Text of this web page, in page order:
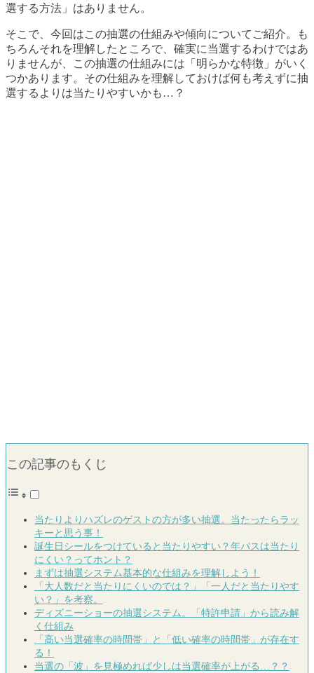
選する方法」はありません。
そこで、今回はこの抽選の仕組みや傾向についてご紹介。も
ちろんそれを理解したところで、確実に当選するわけではあ
りませんが、この抽選の仕組みには「明らかな特徴」がいく
つかあります。その仕組みを理解しておけば何も考えずに抽
選するよりは当たりやすいかも…？
この記事のもくじ
当たりよりハズレのゲストの方が多い抽選。当たったらラッ
キーと思う事！
誕生日シールをつけていると当たりやすい？年パスは当たり
にくい？ってホント？
まずは抽選システム基本的な仕組みを理解しよう！
「大人数だと当たりにくいのでは？」「一人だと当たりやす
い？」を考察。
ディズニーショーの抽選システム。「特許申請」から読み解
く仕組み
「高い当選確率の時間帯」と「低い確率の時間帯」が存在す
る！
当選の「波」を見極めれば少しは当選確率が上がる…？？